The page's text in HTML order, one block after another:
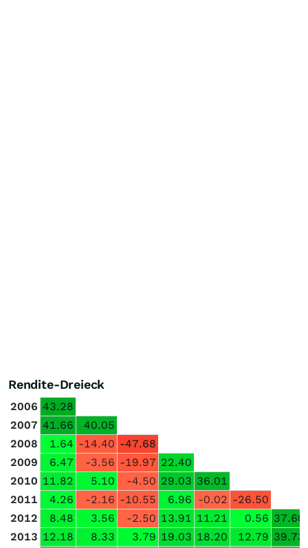
Rendite-Dreieck
2006 43.28
2007 41.66
40.05
2008
1.64 -14.40 -47.68
2009
6.47 -3.56 -19.97 22.40
2010 11.82 5.10 -4.50 29.03 36.01
2011
4.26 -2.16 -10.55 6.96 -0.02 -26.50
2012
8.48 3.56 -2.50 13.91 11.21 0.56 37.60
2013 12.18 8.33 3.79 19.03 18.20 12.79 39.73